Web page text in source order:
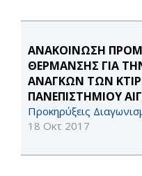
ΑΝΑΚΟΙΝΩΣΗ
ΘΕΡΜΑΝΣΗΣ ΓΙΑ
ΑΝΑΓΚΩΝ ΤΩΝ
ΠΑΝΕΠΙΣΤΗΜΙΟΥ
Προκηρύξεις
18 Οκτ 2017